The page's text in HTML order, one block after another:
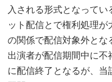
入される形式となって
ット配信とで権利処理
の関係で配信対象外とな
出演者が配信期間中に
に配信終了となるが、